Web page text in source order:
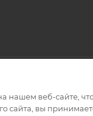
нашем веб-сайте,
сайта, вы